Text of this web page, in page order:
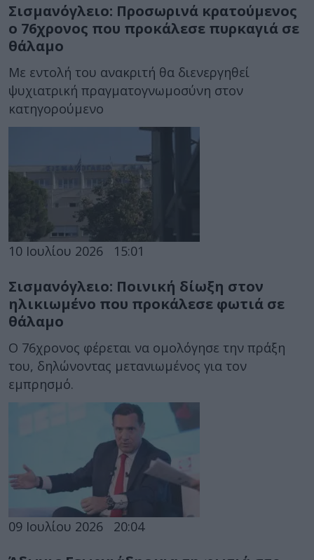
Σισμανόγλειο: Προσωρινά κρατούμενος
ο 76χρονος που προκάλεσε πυρκαγιά σε
θάλαμο
Με εντολή του ανακριτή θα διενεργηθεί
ψυχιατρική πραγματογνωμοσύνη στον
κατηγορούμενο
10 Ιουλίου 2026 15:01
Σισμανόγλειο: Ποινική δίωξη στον
ηλικιωμένο που προκάλεσε φωτιά σε
θάλαμο
Ο 76χρονος φέρεται να ομολόγησε την πράξη
του, δηλώνοντας μετανιωμένος για τον
εμπρησμό.
09 Ιουλίου 2026 20:04